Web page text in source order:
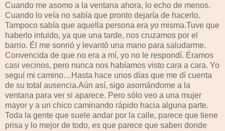
Cuando me asomo a la ventana ahora, lo echo de menos.
Cuando lo veía no sabía que pronto dejaría de hacerlo.
Tampoco sabía que aquella persona era yo misma.Tuve que
haberlo intuido, ya que una tarde, nos cruzamos por el
barrio. Él me sonrió y levantó una mano para saludarme.
Convencida de que no era a mí, yo no le respondí. Éramos
casi vecinos, pero nunca nos habíamos visto cara a cara. Yo
seguí mi camino…Hasta hace unos días que me dí cuenta
de su total ausencia.Aún así, sigo asomándome a la
ventana para ver si aparece. Pero sólo veo a una mujer
mayor y a un chico caminando rápido hacia alguna parte.
Toda la gente que suele andar por la calle, parece que tiene
prisa y lo mejor de todo, es que parece que saben donde